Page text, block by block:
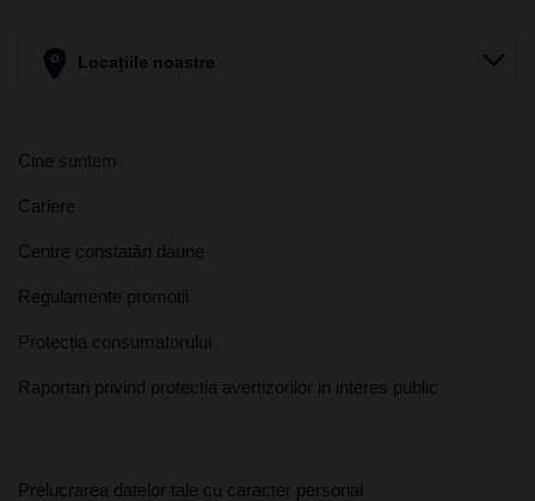
Locațiile noastre
Cine suntem
Cariere
Centre constatări daune
Regulamente promotii
Protecția consumatorului
Raportari privind protectia avertizorilor in interes public
Prelucrarea datelor tale cu caracter personal